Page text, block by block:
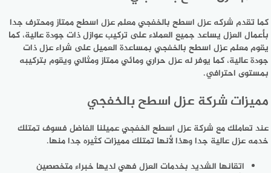
كما تقدم شركه عزل اسطح بالخفجي معلم عزل اسطح ممتاز ومحترف جدا
بأعمال العزل يساعد جميع العملاء على تركيب عوازل ذات جودة عالية، كما
يقوم معلم عزل اسطح بالخفجي بمساعدة العميل على شراء عزل ذات
جودة عالية، كما يوفر له عزل حراري ومائي ممتاز ومثالي ويقوم بتركيبه
بمستوى احترافي.
مميزات شركة عزل اسطح بالخفجي
عند تعاملك مع شركة عزل اسطح الخفجي عميلنا الفاضل فسوف تمتلك
خدمه عزل عالية جدا وهذا لأنها تمتلك مميزات كثيره جدا منها.
اتقانها الشديد بخدمات العزل فهي لديها خبراء متخصصين